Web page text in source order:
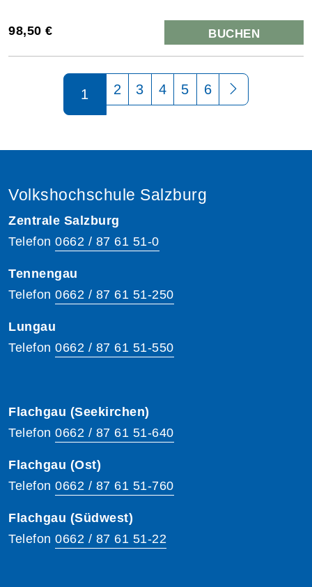
98,50 € BUCHEN
Seite 1 von 6
1 2 3 4 5 6
Volkshochschule Salzburg
Zentrale Salzburg
Telefon 0662 / 87 61 51-0
Tennengau
Telefon 0662 / 87 61 51-250
Lungau
Telefon 0662 / 87 61 51-550
Flachgau (Seekirchen)
Telefon 0662 / 87 61 51-640
Flachgau (Ost)
Telefon 0662 / 87 61 51-760
Flachgau (Südwest)
Telefon 0662 / 87 61 51-22